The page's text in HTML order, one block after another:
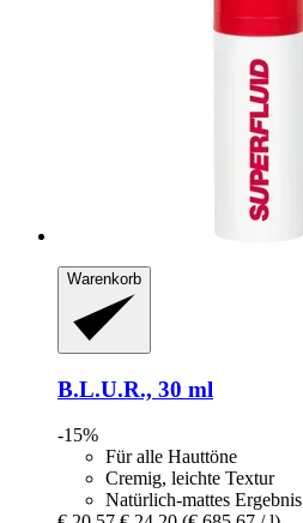
Warenkorb
B.L.U.R., 30 ml
-15%
Für alle Hauttöne
Cremig, leichte Textur
Natürlich-mattes Ergebnis